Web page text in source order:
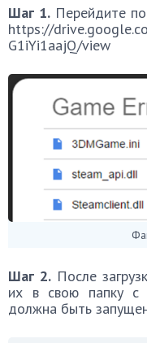
Шаг 1. Перейдите
https://
G1iYi1aajQ/view
Шаг 2.После
их в свою папку с
должна быть